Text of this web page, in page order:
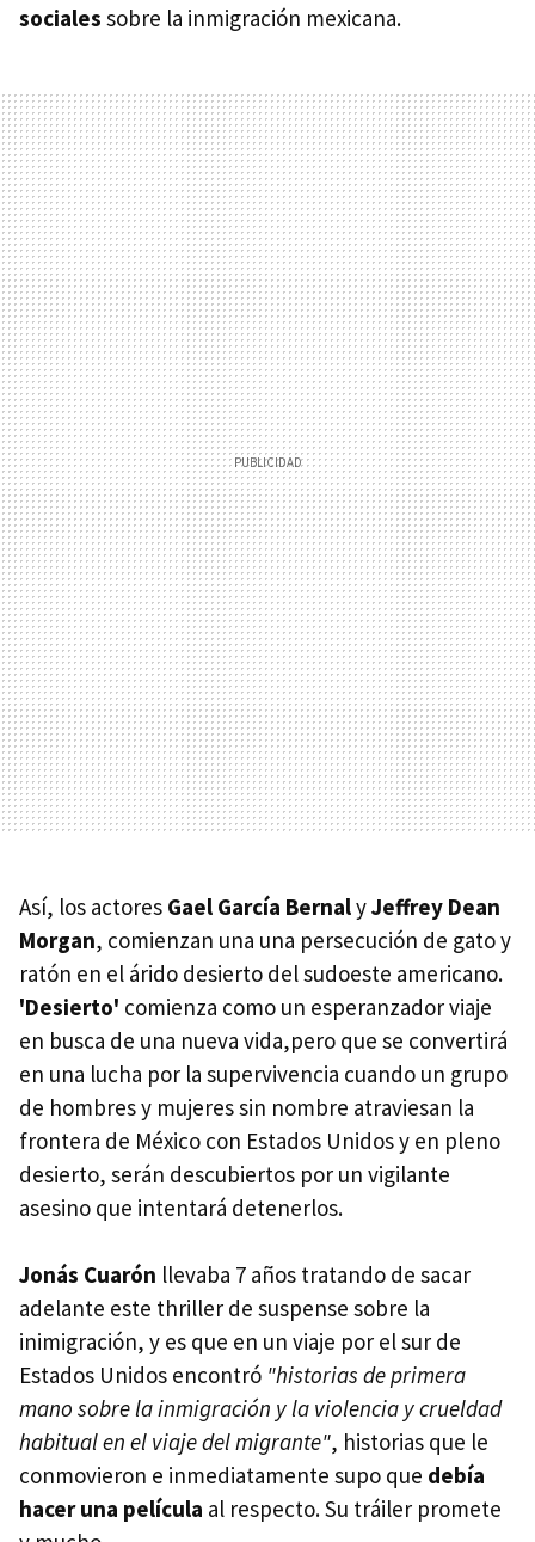
sociales sobre la inmigración mexicana.
Así, los actores Gael García BernalyJeffrey Dean
Morgan, comienzan una una persecución de gato y
ratón en el árido desierto del sudoeste americano.
'Desierto' comienza como un esperanzador viaje
en busca de una nueva vida,pero que se convertirá
en una lucha por la supervivencia cuando un grupo
de hombres y mujeres sin nombre atraviesan la
frontera de México con Estados Unidos y en pleno
desierto, serán descubiertos por un vigilante
asesino que intentará detenerlos.
Jonás Cuarón llevaba 7 años tratando de sacar
adelante este thriller de suspense sobre la
inimigración, y es que en un viaje por el sur de
Estados Unidos encontró "historias de primera
mano sobre la inmigración y la violencia y crueldad
habitual en el viaje del migrante", historias que le
conmovieron e inmediatamente supo que debía
hacer una película al respecto. Su tráiler promete